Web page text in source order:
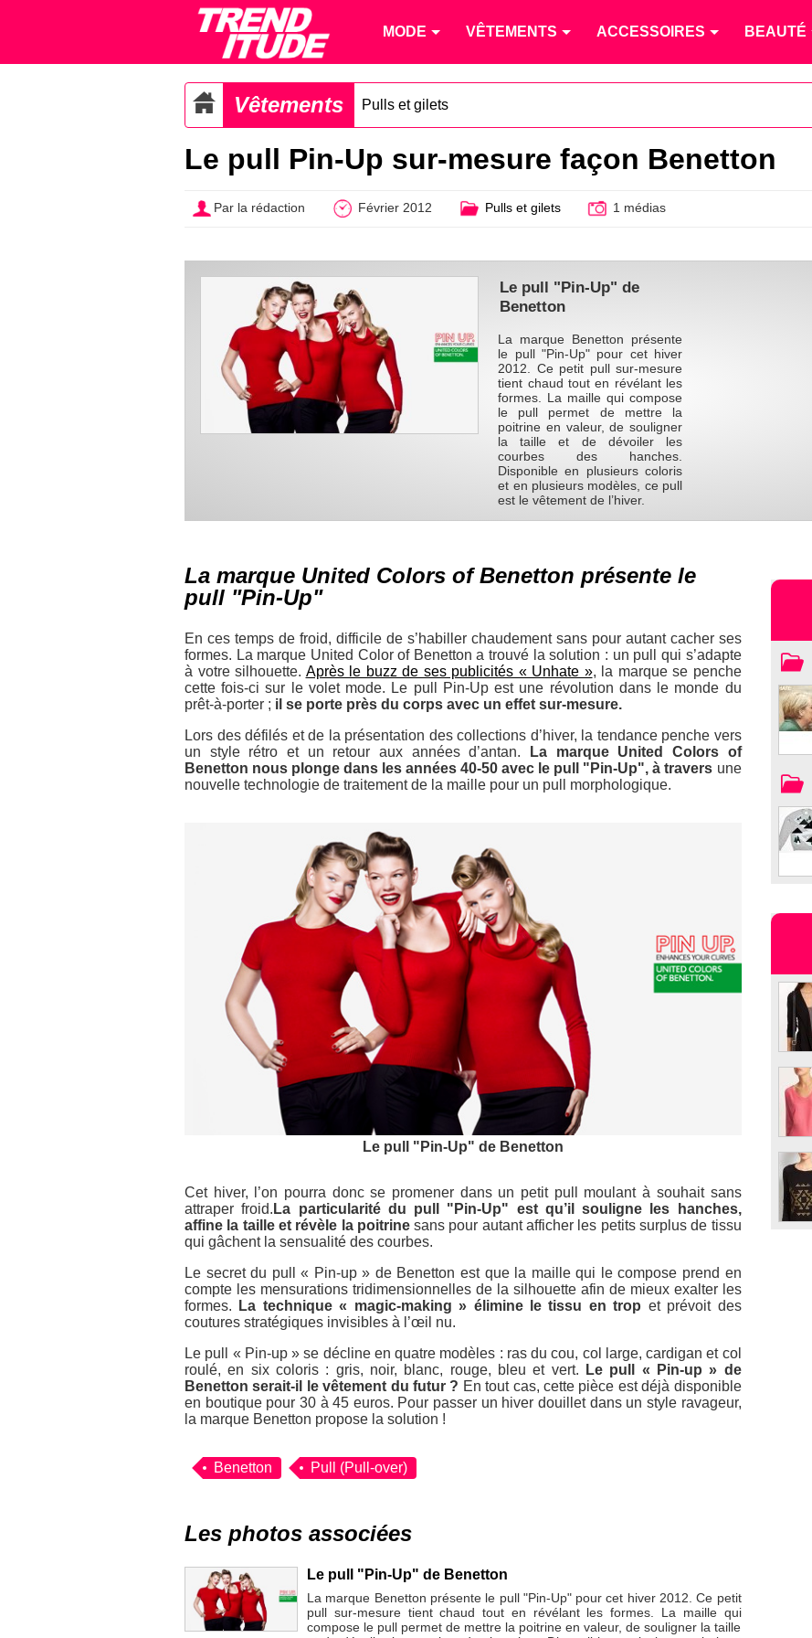
MODE VÊTEMENTS ACCESSOIRES BEAUTÉ
Vêtements Pulls et gilets
Le pull Pin-Up sur-mesure façon Benetton
Par la rédaction Février 2012 Pulls et gilets 1 médias
Le pull "Pin-Up" de
Benetton
La marque Benetton présente
le pull "Pin-Up" pour cet hiver
2012. Ce petit pull sur-mesure
tient chaud tout en révélant les
formes. La maille qui compose
le pull permet de mettre la
poitrine en valeur, de souligner
la taille et de dévoiler les
courbes des hanches.
Disponible en plusieurs coloris
et en plusieurs modèles, ce pull
est le vêtement de l’hiver.
La marque United Colors of Benetton présente le
pull "Pin-Up"
En ces temps de froid, difficile de s’habiller chaudement sans pour autant cacher ses
formes. La marque United Color of Benetton a trouvé la solution : un pull qui s’adapte
à votre silhouette. Après le buzz de ses publicités « Unhate », la marque se penche
cette fois-ci sur le volet mode. Le pull Pin-Up est une révolution dans le monde du
prêt-à-porter ; il se porte près du corps avec un effet sur-mesure.
Lors des défilés et de la présentation des collections d’hiver, la tendance penche vers
un style rétro et un retour aux années d’antan.
La marque United Colors of
Benetton nous plonge dans les années 40-50 avec le pull "Pin-Up", à travers une
nouvelle technologie de traitement de la maille pour un pull morphologique.
Le pull "Pin-Up" de Benetton
Cet hiver, l’on pourra donc se promener dans un petit pull moulant à souhait sans
attraper froid. La particularité du pull "Pin-Up" est qu’il souligne les hanches,
affine la taille et révèle la poitrinesans pour autant afficher les petits surplus de tissu
qui gâchent la sensualité des courbes.
Le secret du pull « Pin-up » de Benetton est que la maille qui le compose prend en
compte les mensurations tridimensionnelles de la silhouette afin de mieux exalter les
formes.
La technique « magic-making » élimine le tissu en trop et prévoit des
coutures stratégiques invisibles à l’œil nu.
Le pull « Pin-up » se décline en quatre modèles : ras du cou, col large, cardigan et col
roulé, en six coloris : gris, noir, blanc, rouge, bleu et vert. Le pull « Pin-up » de
Benetton serait-il le vêtement du futur ? En tout cas, cette pièce est déjà disponible
en boutique pour 30 à 45 euros. Pour passer un hiver douillet dans un style ravageur,
la marque Benetton propose la solution !
Benetton Pull (Pull-over)
Les photos associées
Le pull "Pin-Up" de Benetton
La marque Benetton présente le pull "Pin-Up" pour cet hiver 2012. Ce petit
pull sur-mesure tient chaud tout en révélant les formes. La maille qui
compose le pull permet de mettre la poitrine en valeur, de souligner la taille